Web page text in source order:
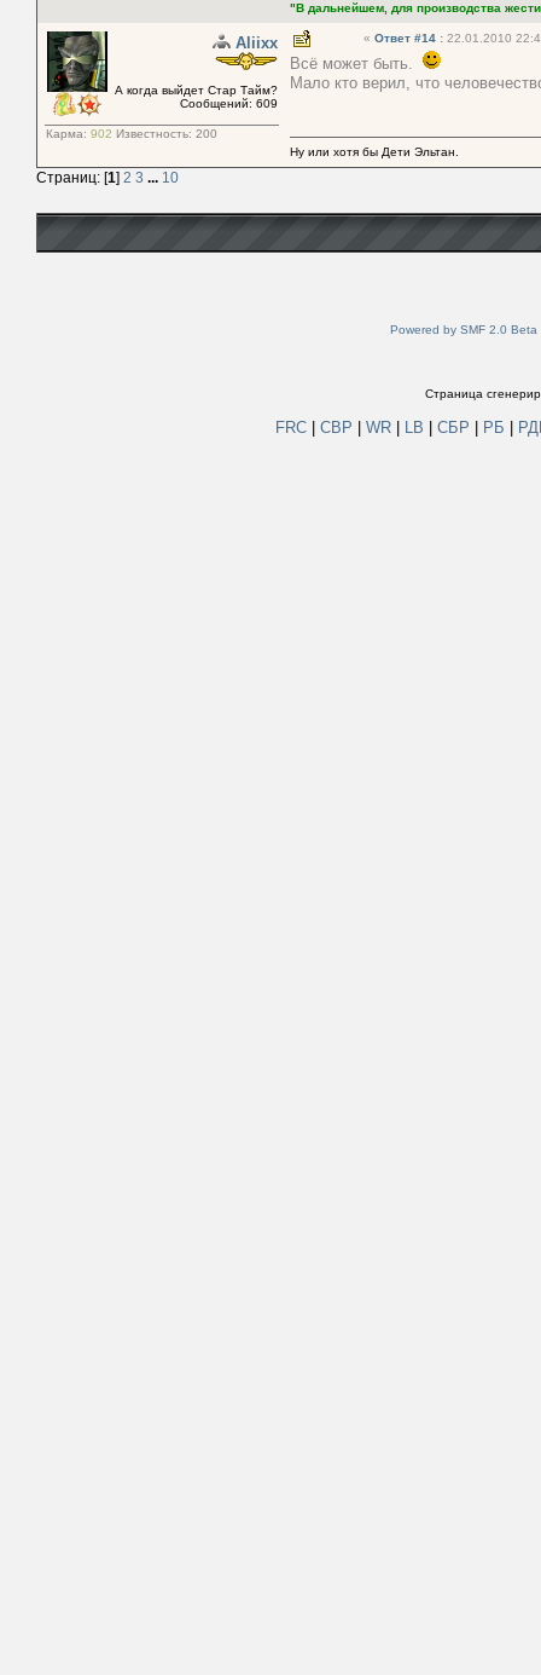
"В дальнейшем, для производства
Aliixx
А когда выйдет Стар Тайм?
Сообщений: 609
Карма: 902 Известность: 200
« Ответ #14 : 22.01.2010
Всё может быть.
Мало кто верил, что
Ну или хотя бы Дети Эльтан.
Страниц: [1] 2 3 ... 10
Powered by SMF 2.0 Beta
Страница
FRC СВР WR LB СБР РБ